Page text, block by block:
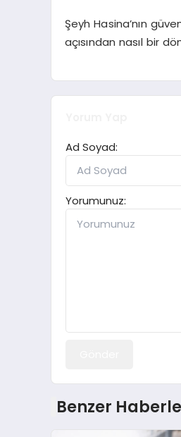
Şeyh Hasina’nın
açısından nasıl bir
Ad Soyad:
Yorumunuz:
Benzer